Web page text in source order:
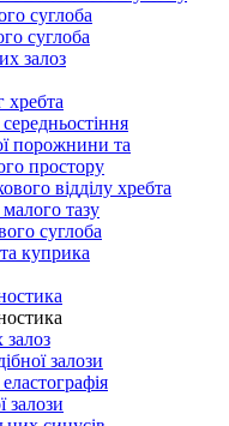
суглоба
суглоба
залоз
хребта
порожнини та
простору
відділу хребта
тазу
суглоба
куприка
залози
залози